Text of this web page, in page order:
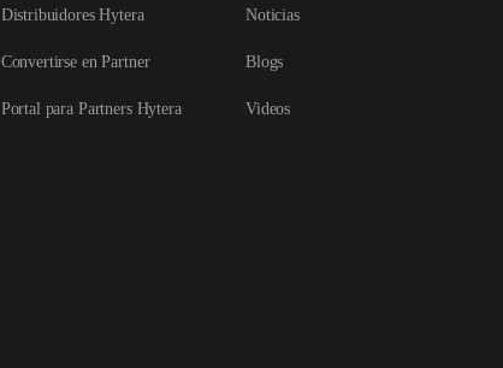
Distribuidores Hytera
Convertirse en Partner
Portal para Partners Hytera
Noticias
Blogs
Videos